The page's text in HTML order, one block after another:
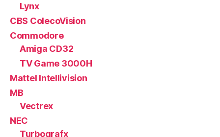
Lynx
CBS ColecoVision
Commodore
Amiga CD32
TV Game 3000H
Mattel Intellivision
MB
Vectrex
NEC
Turbografx